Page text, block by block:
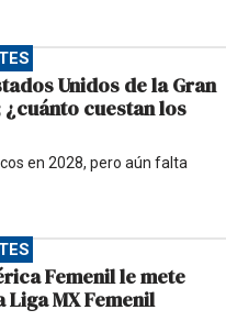
Unidos de la Gran
cuestan los
en 2028, pero aún falta
Femenil le mete
Liga MX Femenil